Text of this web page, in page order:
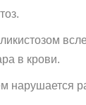
в крови.
нарушается